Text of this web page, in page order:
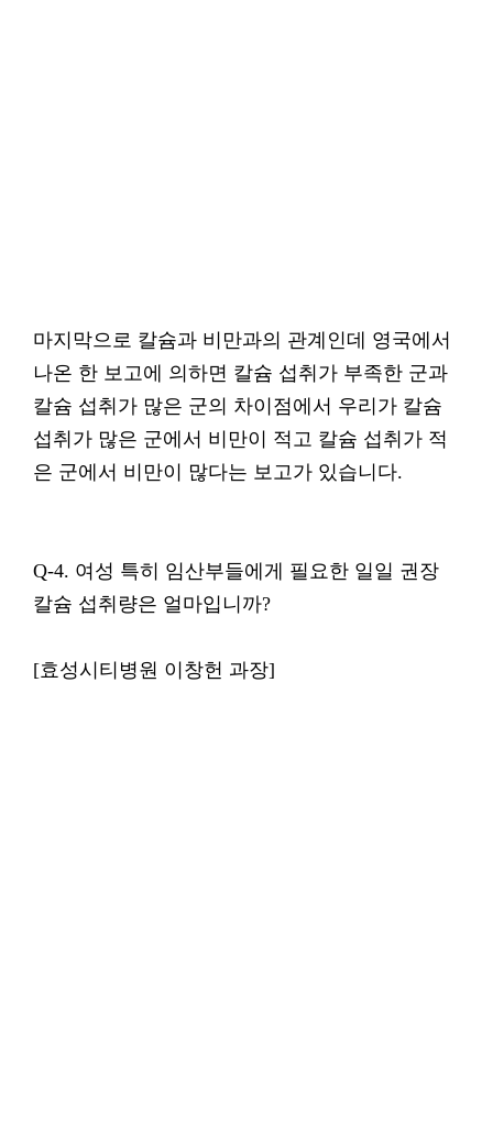
마지막으로 칼슘과 비만과의 관계인데 영국에서
나온 한 보고에 의하면 칼슘 섭취가 부족한 군과
칼슘 섭취가 많은 군의 차이점에서 우리가 칼슘
섭취가 많은 군에서 비만이 적고 칼슘 섭취가 적
은 군에서 비만이 많다는 보고가 있습니다.
Q-4. 여성 특히 임산부들에게 필요한 일일 권장
칼슘 섭취량은 얼마입니까?
[효성시티병원 이창헌 과장]